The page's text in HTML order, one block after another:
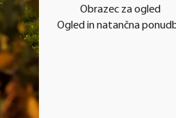
Obrazec za ogled
Ogled in natančna